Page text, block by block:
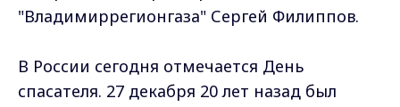
"Владимиррегионгаза" Сергей Филиппов.
В России сегодня отмечается День
спасателя. 27 декабря 20 лет назад был